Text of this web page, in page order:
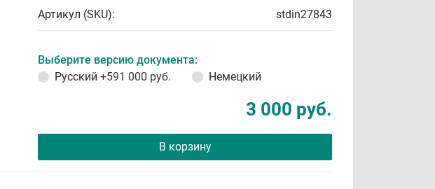
Артикул (SKU): stdin27843
Выберите версию документа:
Русский +591 000 руб. Немецкий
3 000 руб.
В корзину